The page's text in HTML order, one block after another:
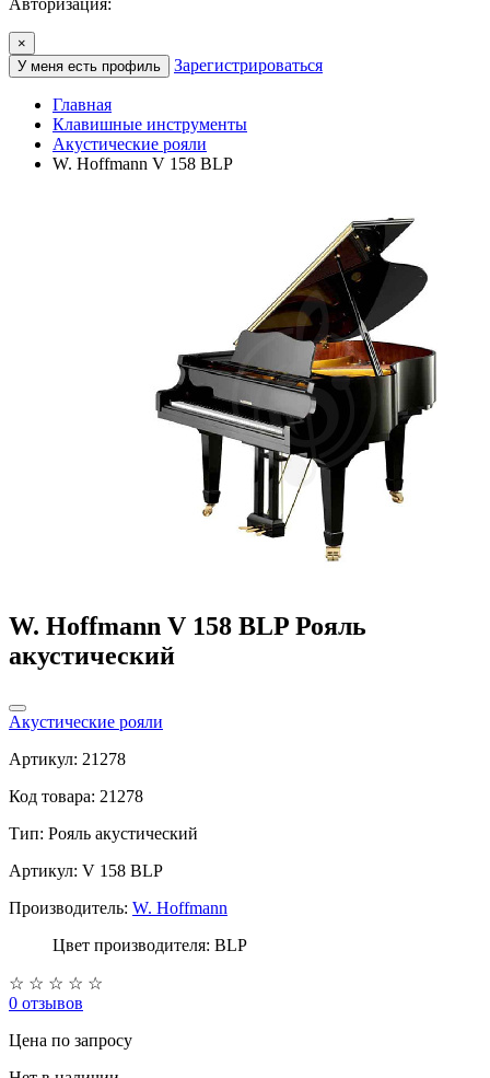
Авторизация:
×
У меня есть профиль
Зарегистрироваться
Главная
Клавишные инструменты
Акустические рояли
W. Hoffmann V 158 BLP
W. Hoffmann V 158 BLP Рояль
акустический
Акустические рояли
Артикул: 21278
Код товара: 21278
Тип: Рояль акустический
Артикул: V 158 BLP
Производитель: W. Hoffmann
Цвет производителя: BLP
☆ ☆ ☆ ☆ ☆
0 отзывов
Цена по запросу